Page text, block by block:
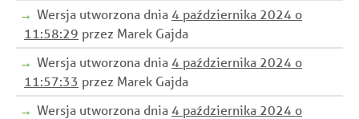
Wersja utworzona dnia4 października 2024 o
11:58:29 przez Marek Gajda
Wersja utworzona dnia4 października 2024 o
11:57:33 przez Marek Gajda
Wersja utworzona dnia4 października 2024 o